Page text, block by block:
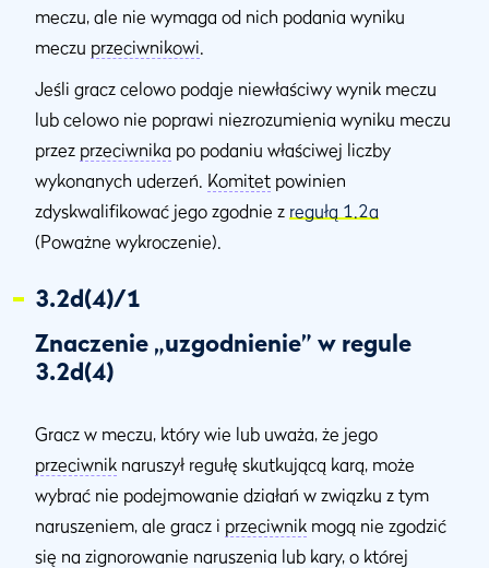
meczu, ale nie wymaga od nich podania wyniku
meczu przeciwnikowi.
Jeśli gracz celowo podaje niewłaściwy wynik meczu
lub celowo nie poprawi niezrozumienia wyniku meczu
przez przeciwnika po podaniu właściwej liczby
wykonanych uderzeń. Komitet powinien
zdyskwalifikować jego zgodnie z regułą 1.2a
(Poważne wykroczenie).
3.2d(4)/1
Znaczenie „uzgodnienie” w regule
3.2d(4)
Gracz w meczu, który wie lub uważa, że jego
przeciwnik naruszył regułę skutkującą karą, może
wybrać nie podejmowanie działań w związku z tym
naruszeniem, ale gracz i przeciwnik mogą nie zgodzić
się na zignorowanie naruszenia lub kary, o której